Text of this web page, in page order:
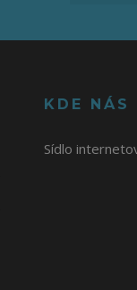
KDE NÁS
Sídlo